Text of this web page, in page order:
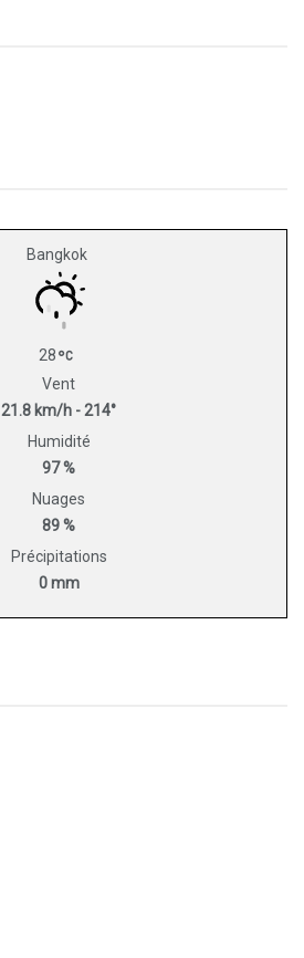
Bangkok
28
Vent
21.8 km/h - 214°
Humidité
97 %
Nuages
89 %
Précipitations
0 mm